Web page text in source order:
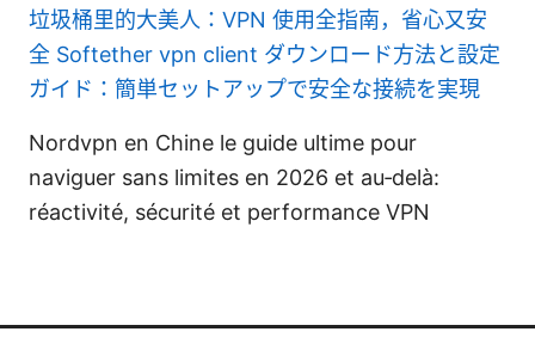
垃圾桶里的大美人：VPN 使用全指南，省心又安
全 Softether vpn client ダウンロード方法と設定
ガイド：簡単セットアップで安全な接続を実現
Nordvpn en Chine le guide ultime pour
naviguer sans limites en 2026 et au‑delà:
réactivité, sécurité et performance VPN